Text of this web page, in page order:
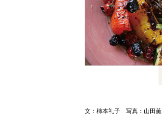
文：柿本礼子 写真：山田薫